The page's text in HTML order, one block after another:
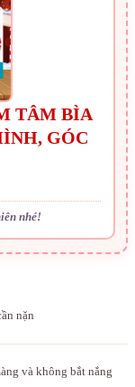
TÂM BÌA
GÓC
nhé!
nặn
và không bắt nắng